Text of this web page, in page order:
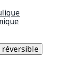
réversible